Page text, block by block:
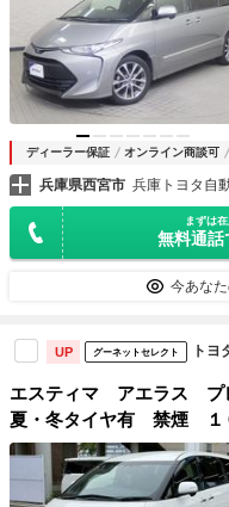
ディーラー保証 オンライン商談可
兵庫県西宮市 兵庫トヨタ自
まずは
無料通話
今あな
UP グーネットセレクト トヨ
エスティマ アエラス
夏・冬タイヤ有 禁煙
両側電動スライドドア
バックカメラ ＥＴＣ２
動格納サードシート ＬＥ